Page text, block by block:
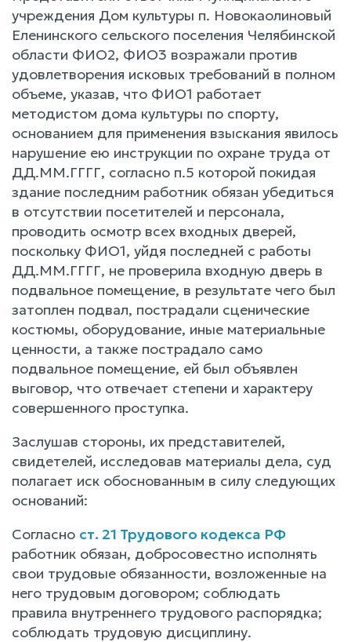
учреждения Дом культуры п. Новокаолиновый
Еленинского сельского поселения Челябинской
области ФИО2, ФИО3 возражали против
удовлетворения исковых требований в полном
объеме, указав, что ФИО1 работает
методистом дома культуры по спорту,
основанием для применения взыскания явилось
нарушение ею инструкции по охране труда от
ДД.ММ.ГГГГ, согласно п.5 которой покидая
здание последним работник обязан убедиться
в отсутствии посетителей и персонала,
проводить осмотр всех входных дверей,
поскольку ФИО1, уйдя последней с работы
ДД.ММ.ГГГГ, не проверила входную дверь в
подвальное помещение, в результате чего был
затоплен подвал, пострадали сценические
костюмы, оборудование, иные материальные
ценности, а также пострадало само
подвальное помещение, ей был объявлен
выговор, что отвечает степени и характеру
совершенного проступка.
Заслушав стороны, их представителей,
свидетелей, исследовав материалы дела, суд
полагает иск обоснованным в силу следующих
оснований:
Согласно ст. 21 Трудового кодекса РФ
работник обязан, добросовестно исполнять
свои трудовые обязанности, возложенные на
него трудовым договором; соблюдать
правила внутреннего трудового распорядка;
соблюдать трудовую дисциплину.